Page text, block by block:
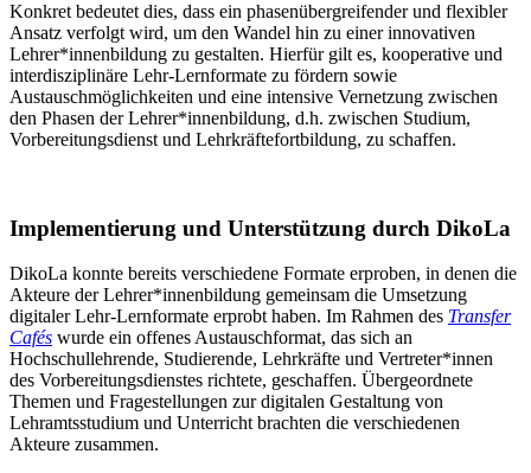
Konkret bedeutet dies, dass ein phasenübergreifender und flexibler
Ansatz verfolgt wird, um den Wandel hin zu einer innovativen
Lehrer*innenbildung zu gestalten. Hierfür gilt es, kooperative und
interdisziplinäre Lehr-Lernformate zu fördern sowie
Austauschmöglichkeiten und eine intensive Vernetzung zwischen
den Phasen der Lehrer*innenbildung, d.h. zwischen Studium,
Vorbereitungsdienst und Lehrkräftefortbildung, zu schaffen.
Implementierung und Unterstützung durch DikoLa
DikoLa konnte bereits verschiedene Formate erproben, in denen die
Akteure der Lehrer*innenbildung gemeinsam die Umsetzung
digitaler Lehr-Lernformate erprobt haben. Im Rahmen des Transfer
Cafés wurde ein offenes Austauschformat, das sich an
Hochschullehrende, Studierende, Lehrkräfte und Vertreter*innen
des Vorbereitungsdienstes richtete, geschaffen. Übergeordnete
Themen und Fragestellungen zur digitalen Gestaltung von
Lehramtsstudium und Unterricht brachten die verschiedenen
Akteure zusammen.